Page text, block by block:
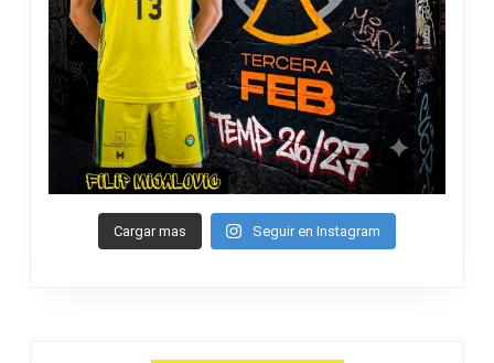
Cargar mas Seguir en Instagram